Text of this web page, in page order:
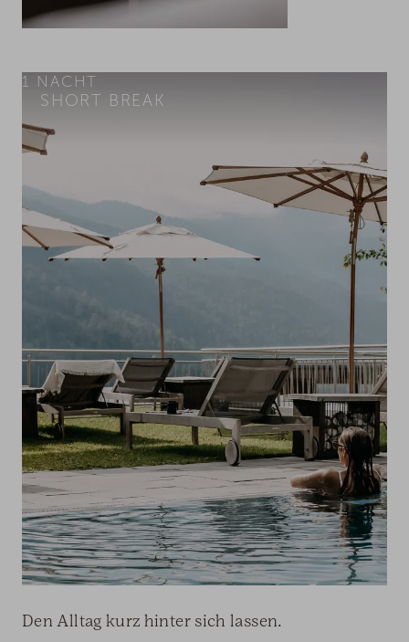
SHORT BREAK
1 NACHT
Den Alltag kurz hinter sich lassen.